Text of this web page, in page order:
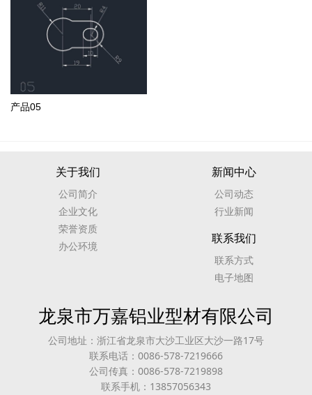
产品05
关于我们
公司简介
企业文化
荣誉资质
办公环境
新闻中心
公司动态
行业新闻
联系我们
联系方式
电子地图
龙泉市万嘉铝业型材有限公司
公司地址：浙江省龙泉市大沙工业区大沙一路17号
联系电话：0086-578-7219666
公司传真：0086-578-7219898
联系手机：13857056343